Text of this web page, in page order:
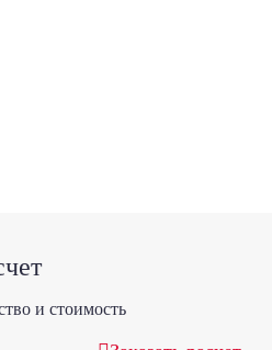
и стоимость